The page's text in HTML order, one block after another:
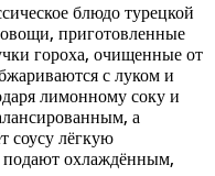
блюдо турецкой
приготовленные
гороха, очищенные от
с луком и
лимонному соку и
а
соусу лёгкую
подают охлаждённым,